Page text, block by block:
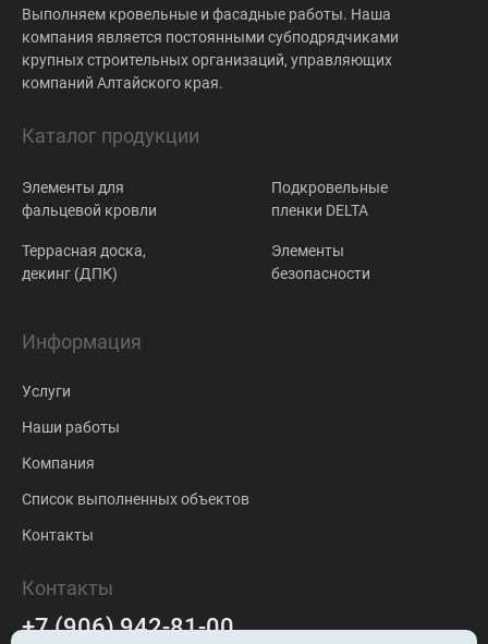
Выполняем кровельные и фасадные работы. Наша
компания является постоянными субподрядчиками
крупных строительных организаций, управляющих
компаний Алтайского края.
Каталог продукции
Элементы для
фальцевой кровли
Террасная доска,
декинг (ДПК)
Подкровельные
пленки DELTA
Элементы
безопасности
Информация
Услуги
Наши работы
Компания
Список выполненных объектов
Контакты
Контакты
+7 (906) 942-81-00